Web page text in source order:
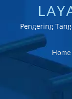
Pengering
Keran
pengeringHome